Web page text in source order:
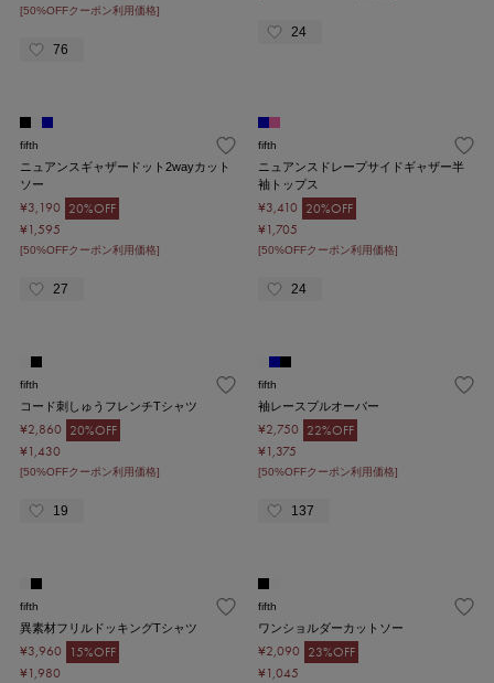
[50%OFFクーポン利用価格]
76
24
fifth
ニュアンスギャザードット2wayカット
ソー
¥3,190 20%OFF
¥1,595
[50%OFFクーポン利用価格]
27
fifth
ニュアンスドレープサイドギャザー半
袖トップス
¥3,410 20%OFF
¥1,705
[50%OFFクーポン利用価格]
24
fifth
コード刺しゅうフレンチTシャツ
¥2,860 20%OFF
¥1,430
[50%OFFクーポン利用価格]
19
fifth
袖レースプルオーバー
¥2,750 22%OFF
¥1,375
[50%OFFクーポン利用価格]
137
fifth
異素材フリルドッキングTシャツ
¥3,960
15%OFF
¥1,980
fifth
ワンショルダーカットソー
¥2,090 23%OFF
¥1,045